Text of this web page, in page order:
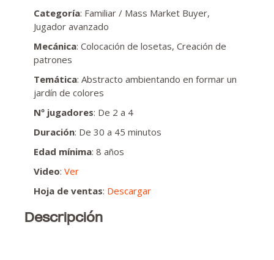
Categoría: Familiar / Mass Market Buyer,
Jugador avanzado
Mecánica: Colocación de losetas, Creación de
patrones
Temática: Abstracto ambientando en formar un
jardín de colores
Nº jugadores: De 2 a 4
Duración: De 30 a 45 minutos
Edad mínima: 8 años
Video: Ver
Hoja de ventas: Descargar
Descripción